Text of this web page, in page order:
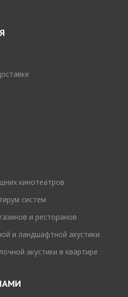
кинотеатров
систем
и ресторанов
и ландшафтной акустики
акустики в квартире